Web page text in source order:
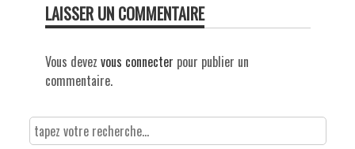
LAISSER UN COMMENTAIRE
Vous devez vous connecter pour publier un
commentaire.